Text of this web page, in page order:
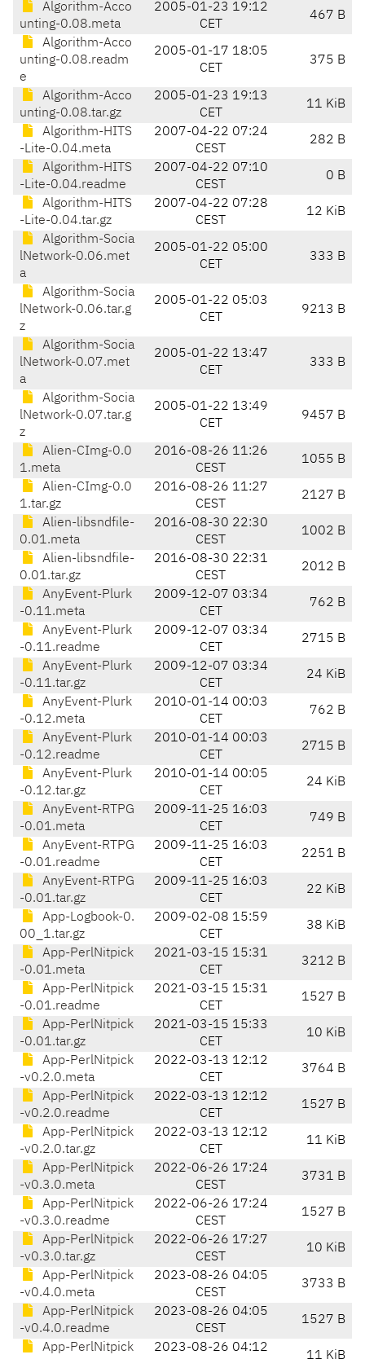
Algorithm-Acco
unting-0.08.meta
2005-01-23 19:12
CET
467 B
Algorithm-Acco
unting-0.08.readm
e
2005-01-17 18:05
CET
375 B
Algorithm-Acco
unting-0.08.tar.gz
2005-01-23 19:13
CET
11 KiB
Algorithm-HITS
-Lite-0.04.meta
2007-04-22 07:24
CEST
282 B
Algorithm-HITS
-Lite-0.04.readme
2007-04-22 07:10
CEST
0 B
Algorithm-HITS
-Lite-0.04.tar.gz
2007-04-22 07:28
CEST
12 KiB
Algorithm-Socia
lNetwork-0.06.met
a
2005-01-22 05:00
CET
333 B
Algorithm-Socia
lNetwork-0.06.tar.g
z
2005-01-22 05:03
CET
9213 B
Algorithm-Socia
lNetwork-0.07.met
a
2005-01-22 13:47
CET
333 B
Algorithm-Socia
lNetwork-0.07.tar.g
z
2005-01-22 13:49
CET
9457 B
Alien-CImg-0.0
1.meta
2016-08-26 11:26
CEST
1055 B
Alien-CImg-0.0
1.tar.gz
2016-08-26 11:27
CEST
2127 B
Alien-libsndfile-
0.01.meta
2016-08-30 22:30
CEST
1002 B
Alien-libsndfile-
0.01.tar.gz
2016-08-30 22:31
CEST
2012 B
AnyEvent-Plurk
-0.11.meta
2009-12-07 03:34
CET
762 B
AnyEvent-Plurk
-0.11.readme
2009-12-07 03:34
CET
2715 B
AnyEvent-Plurk
-0.11.tar.gz
2009-12-07 03:34
CET
24 KiB
AnyEvent-Plurk
-0.12.meta
2010-01-14 00:03
CET
762 B
AnyEvent-Plurk
-0.12.readme
2010-01-14 00:03
CET
2715 B
AnyEvent-Plurk
-0.12.tar.gz
2010-01-14 00:05
CET
24 KiB
AnyEvent-RTPG
-0.01.meta
2009-11-25 16:03
CET
749 B
AnyEvent-RTPG
-0.01.readme
2009-11-25 16:03
CET
2251 B
AnyEvent-RTPG
-0.01.tar.gz
2009-11-25 16:03
CET
22 KiB
App-Logbook-0.
00_1.tar.gz
2009-02-08 15:59
CET
38 KiB
App-PerlNitpick
-0.01.meta
2021-03-15 15:31
CET
3212 B
App-PerlNitpick
-0.01.readme
2021-03-15 15:31
CET
1527 B
App-PerlNitpick
-0.01.tar.gz
2021-03-15 15:33
CET
10 KiB
App-PerlNitpick
-v0.2.0.meta
2022-03-13 12:12
CET
3764 B
App-PerlNitpick
-v0.2.0.readme
2022-03-13 12:12
CET
1527 B
App-PerlNitpick
-v0.2.0.tar.gz
2022-03-13 12:12
CET
11 KiB
App-PerlNitpick
-v0.3.0.meta
2022-06-26 17:24
CEST
3731 B
App-PerlNitpick
-v0.3.0.readme
2022-06-26 17:24
CEST
1527 B
App-PerlNitpick
-v0.3.0.tar.gz
2022-06-26 17:27
CEST
10 KiB
App-PerlNitpick
-v0.4.0.meta
2023-08-26 04:05
CEST
3733 B
App-PerlNitpick
-v0.4.0.readme
2023-08-26 04:05
CEST
1527 B
App-PerlNitpick
2023-08-26 04:12
11 KiB